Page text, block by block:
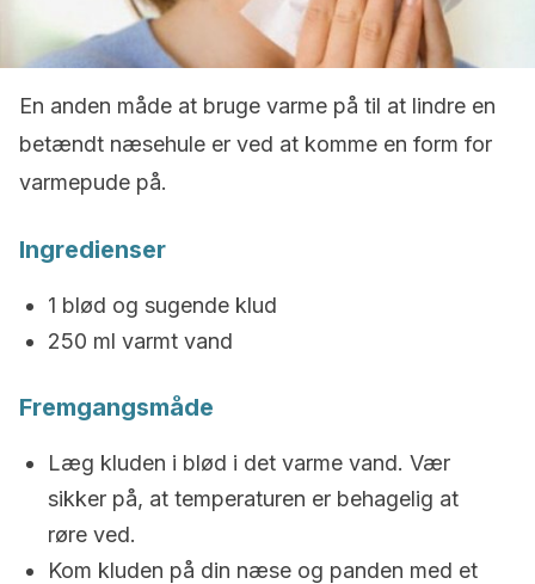
En anden måde at bruge varme på til at lindre en
betændt næsehule er ved at komme en form for
varmepude på.
Ingredienser
1 blød og sugende klud
250 ml varmt vand
Fremgangsmåde
Læg kluden i blød i det varme vand. Vær
sikker på, at temperaturen er behagelig at
røre ved.
Kom kluden på din næse og panden med et